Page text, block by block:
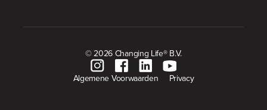
© 2026 Changing Life® B.V.
Algemene Voorwaarden Privacy